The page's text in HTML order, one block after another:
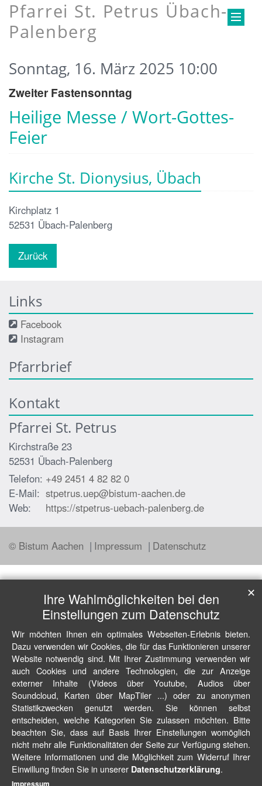
Pfarrei St. Petrus Übach-
Palenberg
Heilige Messe / Wort-Gottes-
Feier
Sonntag, 16. März 2025 10:00
Zweiter Fastensonntag
Kirche St. Dionysius, Übach
Kirchplatz 1
52531 Übach-Palenberg
Zurück
Links
Facebook
Instagram
Pfarrbrief
Kontakt
Pfarrei St. Petrus
Kirchstraße 23
52531 Übach-Palenberg
Telefon: +49 2451 4 82 82 0
E-Mail: stpetrus.uep@bistum-aachen.de
Web:
https://stpetrus-uebach-palenberg.de
© Bistum Aachen Impressum Datenschutz
Ihre Wahlmöglichkeiten bei den
Einstellungen zum Datenschutz
Wir möchten Ihnen ein optimales Webseiten-Erlebnis bieten.
Dazu verwenden wir Cookies, die für das Funktionieren unserer
Website notwendig sind. Mit Ihrer Zustimmung verwenden wir
auch Cookies und andere Technologien, die zur Anzeige
externer Inhalte (Videos über Youtube, Audios über
Soundcloud, Karten über MapTiler ...) oder zu anonymen
Statistikzwecken genutzt werden. Sie können selbst
entscheiden, welche Kategorien Sie zulassen möchten. Bitte
beachten Sie, dass auf Basis Ihrer Einstellungen womöglich
nicht mehr alle Funktionalitäten der Seite zur Verfügung stehen.
Weitere Informationen und die Möglichkeit zum Widerruf Ihrer
Einwillung finden Sie in unserer Datenschutzerklärung.
✕
Impressum